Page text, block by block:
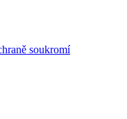
soukromí